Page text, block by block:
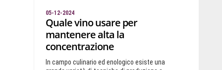
05-12-2024
Quale vino usare per
mantenere alta la
concentrazione
In campo culinario ed enologico esiste una